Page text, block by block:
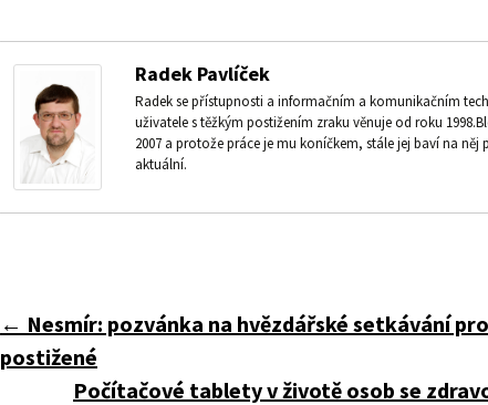
Radek Pavlíček
Radek se přístupnosti a informačním a komunikačním
uživatele s těžkým postižením zraku věnuje od roku
2007 a protože práce je mu koníčkem, stále jej baví na
aktuální.
← Nesmír: pozvánka na hvězdářské setkávání
postižené
Počítačové tablety v životě osob se